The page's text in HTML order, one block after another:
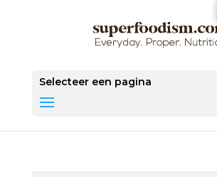
Selecteer een pagina